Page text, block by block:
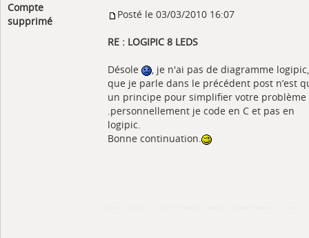
Compte
supprimé
Posté le 03/03/2010 16:07
RE : LOGIPIC 8 LEDS
Désole
, je n'ai pas de diagramme
que je parle dans le précédent post n’est
un principe pour simplifier votre problème
.personnellement je code en C et pas en
logipic.
Bonne continuation.